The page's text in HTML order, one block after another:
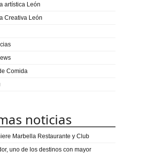
artística León
Creativa León
Comida
noticias
Marbella Restaurante y Club
uno de los destinos con mayor